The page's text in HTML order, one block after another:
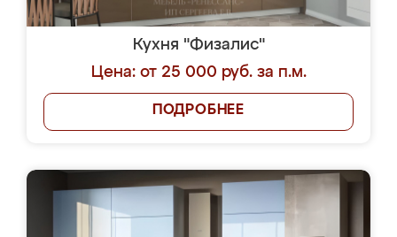
Кухня "Физалис"
Цена: от 25 000 руб. за п.м.
ПОДРОБНЕЕ